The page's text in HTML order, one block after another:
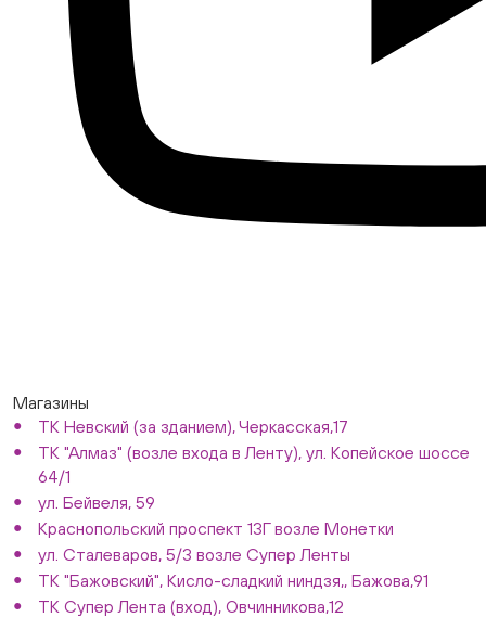
Магазины
ТК Невский (за зданием), Черкасская,17
ТК "Алмаз" (возле входа в Ленту), ул. Копейское шоссе
64/1
ул. Бейвеля, 59
Краснопольский проспект 13Г возле Монетки
ул. Сталеваров, 5/3 возле Супер Ленты
ТК "Бажовский", Кисло-сладкий ниндзя,, Бажова,91
ТК Супер Лента (вход), Овчинникова,12